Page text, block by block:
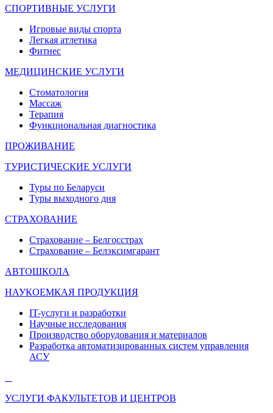
СПОРТИВНЫЕ УСЛУГИ
Игровые виды спорта
Легкая атлетика
Фитнес
МЕДИЦИНСКИЕ УСЛУГИ
Стоматология
Массаж
Терапия
Функциональная диагностика
ПРОЖИВАНИЕ
ТУРИСТИЧЕСКИЕ УСЛУГИ
Туры по Беларуси
Туры выходного дня
СТРАХОВАНИЕ
Страхование – Белгосстрах
Страхование – Белэксимгарант
АВТОШКОЛА
НАУКОЕМКАЯ ПРОДУКЦИЯ
IT-услуги и разработки
Научные исследования
Производство оборудования и материалов
Разработка автоматизированных систем управления
АСУ
УСЛУГИ ФАКУЛЬТЕТОВ И ЦЕНТРОВ